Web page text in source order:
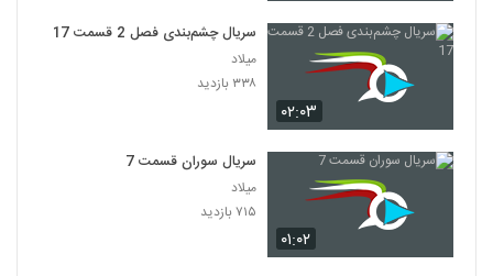
۰۲:۰۳
سریال چشم‌بندی فصل 2 قسمت 17
میلاد
۳۳۸ بازدید
۰۱:۰۲
سریال سوران قسمت 7
میلاد
۷۱۵ بازدید